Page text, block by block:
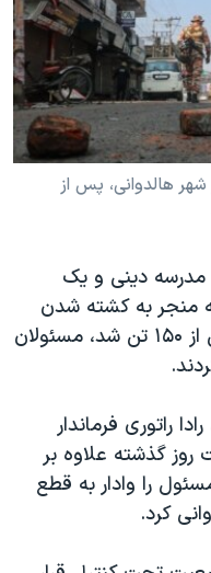
هالدوانی، پس از
مدرسه دینی و یک
منجر به کشته‌ شدن
دستکم پنج تن و زخمی‌شدن بیش از ۱۵۰ تن شد، مسئولان
راتوری فرماندار
روز گذشته علاوه بر
را وادار به قطع
کرد.